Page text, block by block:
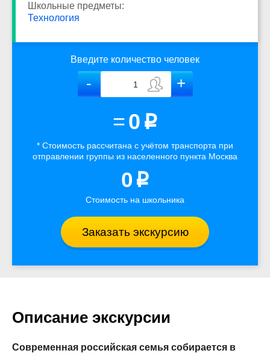
Школьные предметы:
Технология
Введите количество человек
=0 p
* Стоимость рассчитана с учётом транспорта при
отправлении группы из населенного пункта Москва
0 p
Стоимость на школьника
Заказать экскурсию
Описание экскурсии
Современная российская семья собирается в